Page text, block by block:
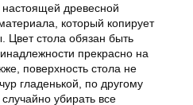
настоящей древесной
который копирует
Цвет стола обязан быть
прекрасно на
поверхность стола не
гладенькой, по другому
убирать все